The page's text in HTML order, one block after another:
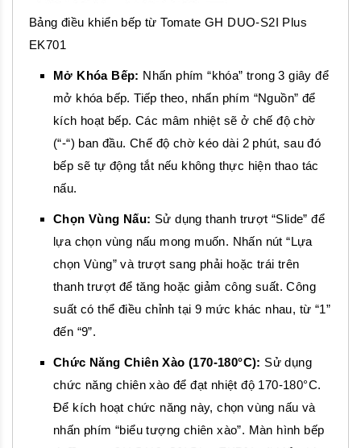
Bảng điều khiển bếp từ Tomate GH DUO-S2I Plus
EK701
Mở Khóa Bếp: Nhấn phím “khóa” trong 3 giây để
mở khóa bếp. Tiếp theo, nhấn phím “Nguồn” để
kích hoạt bếp. Các mâm nhiệt sẽ ở chế độ chờ
(“-“) ban đầu. Chế độ chờ kéo dài 2 phút, sau đó
bếp sẽ tự động tắt nếu không thực hiện thao tác
nấu.
Chọn Vùng Nấu: Sử dụng thanh trượt “Slide” để
lựa chọn vùng nấu mong muốn. Nhấn nút “Lựa
chọn Vùng” và trượt sang phải hoặc trái trên
thanh trượt để tăng hoặc giảm công suất. Công
suất có thể điều chỉnh tại 9 mức khác nhau, từ “1”
đến “9”.
Chức Năng Chiên Xào (170-180°C): Sử dụng
chức năng chiên xào để đạt nhiệt độ 170-180°C.
Để kích hoạt chức năng này, chọn vùng nấu và
nhấn phím “biểu tượng chiên xào”. Màn hình bếp